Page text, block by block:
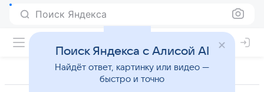
Поиск Яндекса
Поиск Яндекса с Алисой AI
Найдёт ответ, картинку или видео —
быстро и точно